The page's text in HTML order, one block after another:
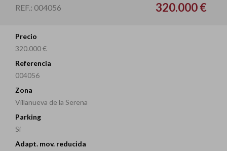
REF.: 004056
320.000 €
Precio
320.000 €
Referencia
004056
Zona
Villanueva de la Serena
Parking
Si
Adapt. mov. reducida